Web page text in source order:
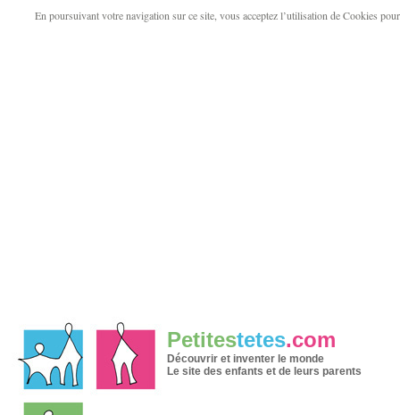
En poursuivant votre navigation sur ce site, vous acceptez l’utilisation de Cookies
Petitestetes.com
Découvrir et inventer le monde
Le site des enfants et de leurs parents